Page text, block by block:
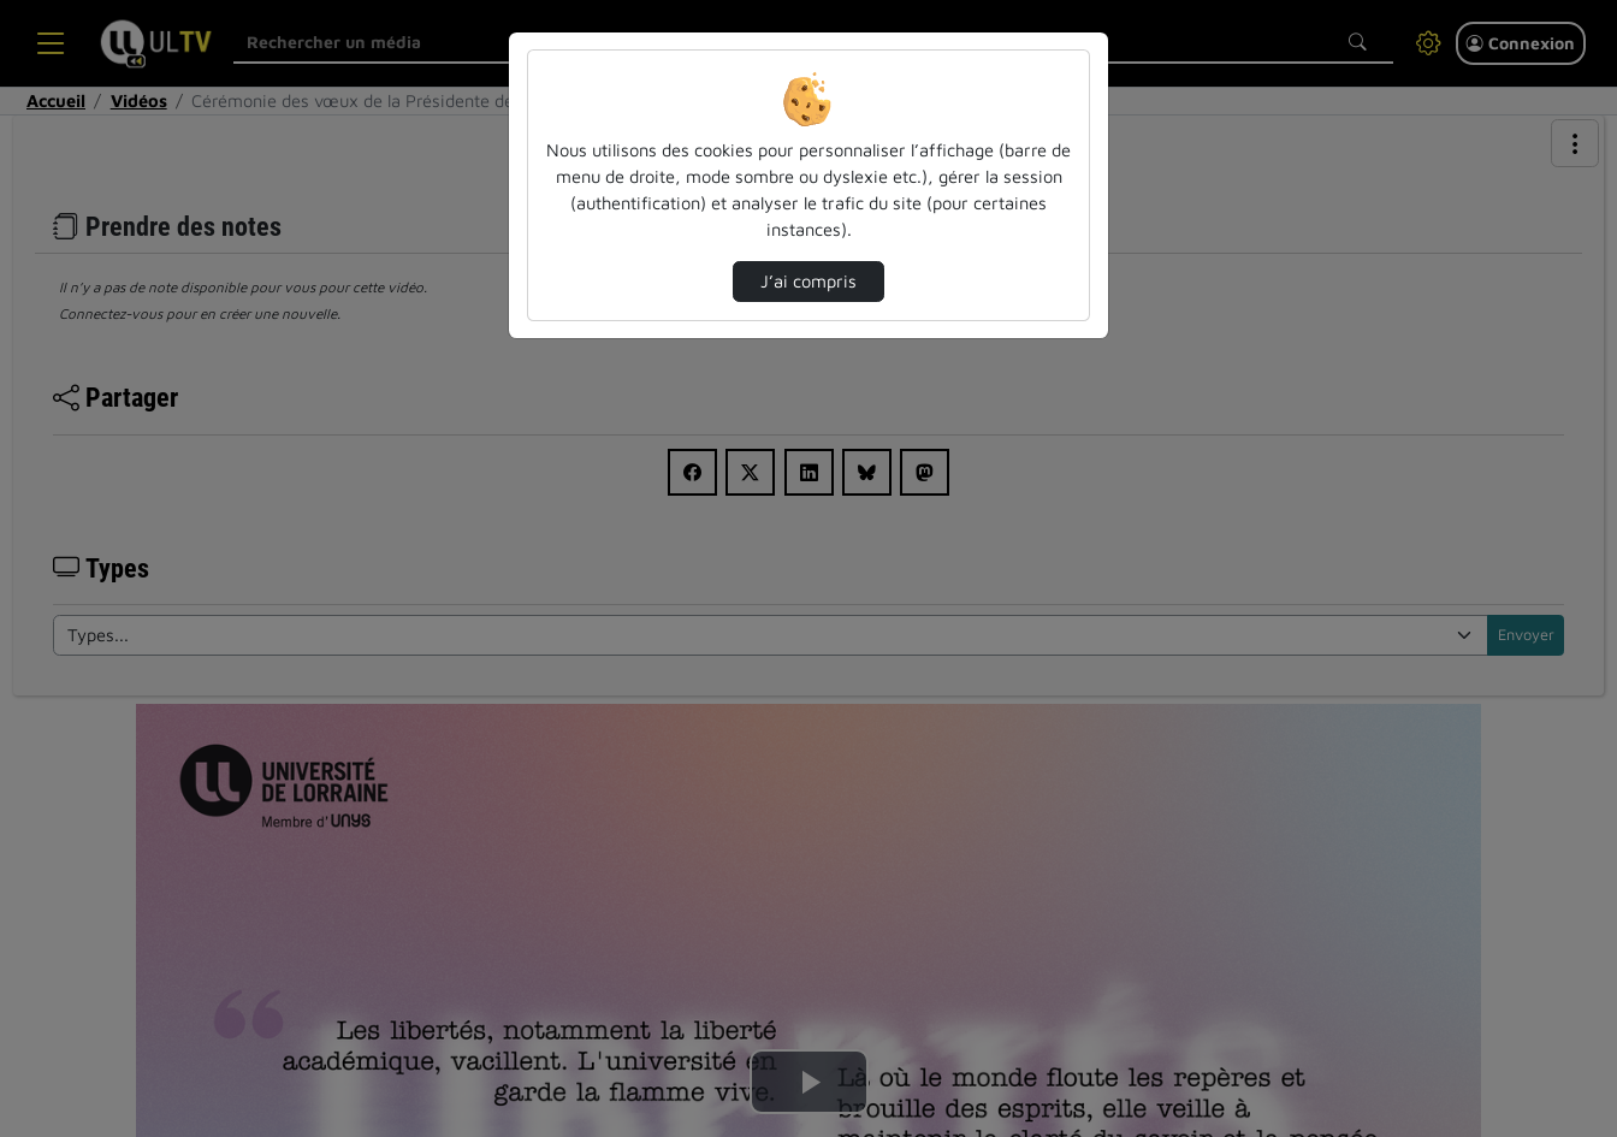
Connexion
Accueil Vidéos Cérémonie des vœux de la Présidente de l'Uni…
Prendre des notes
Il n’y a pas de note disponible pour vous pour cette vidéo.
Connectez-vous pour en créer une nouvelle.
Partager
Types
Lire
Nous utilisons des cookies pour personnaliser l’affichage (barre de
menu de droite, mode sombre ou dyslexie etc.), gérer la session
(authentification) et analyser le trafic du site (pour certaines
instances).
J’ai compris